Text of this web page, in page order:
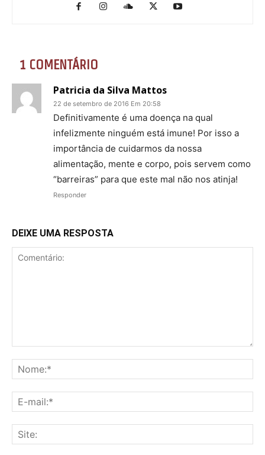
1 COMENTÁRIO
Patricia da Silva Mattos
22 de setembro de 2016 Em 20:58
Definitivamente é uma doença na qual
infelizmente ninguém está imune! Por isso a
importância de cuidarmos da nossa
alimentação, mente e corpo, pois servem como
“barreiras” para que este mal não nos atinja!
Responder
DEIXE UMA RESPOSTA